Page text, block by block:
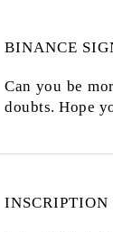
BINANCE
Can you be
doubts. Hope
INSCRIPTION